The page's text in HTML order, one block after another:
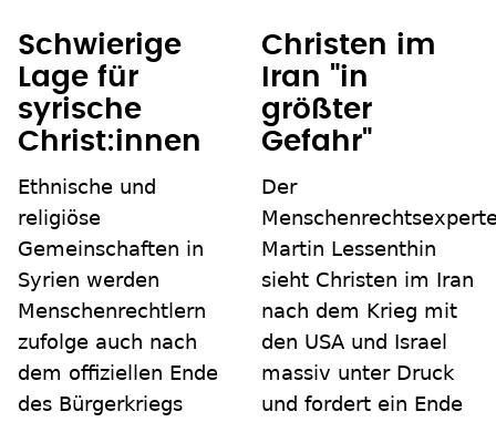
Schwierige
Lage für
syrische
Christ:innen
Ethnische und
religiöse
Gemeinschaften in
Syrien werden
Menschenrechtlern
zufolge auch nach
dem offiziellen Ende
des Bürgerkriegs
Christen im
Iran "in
größter
Gefahr"
Der
Martin Lessenthin
sieht Christen im Iran
nach dem Krieg mit
den USA und Israel
massiv unter Druck
und fordert ein Ende